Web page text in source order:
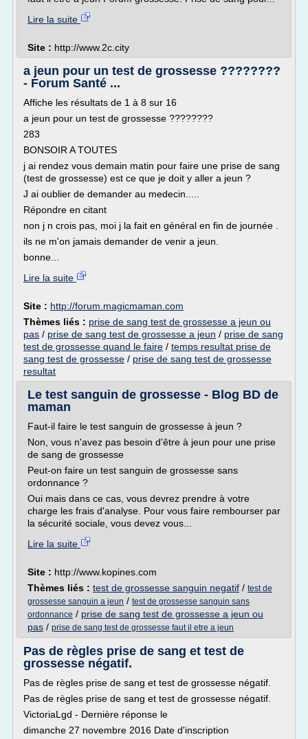
Lire la suite
Site : http://www.2c.city
a jeun pour un test de grossesse ????????
- Forum Santé ...
Affiche les résultats de 1 à 8 sur 16
a jeun pour un test de grossesse ????????
283
BONSOIR A TOUTES
j ai rendez vous demain matin pour faire une prise de sang
(test de grossesse) est ce que je doit y aller a jeun ?
J ai oublier de demander au medecin.....
Répondre en citant
non j n crois pas, moi j la fait en général en fin de journée .
ils ne m'on jamais demander de venir a jeun.
bonne...
Lire la suite
Site : http://forum.magicmaman.com
Thèmes liés : prise de sang test de grossesse a jeun ou
pas / prise de sang test de grossesse a jeun / prise de sang
test de grossesse quand le faire / temps resultat prise de
sang test de grossesse / prise de sang test de grossesse
resultat
Le test sanguin de grossesse - Blog BD de
maman
Faut-il faire le test sanguin de grossesse à jeun ?
Non, vous n'avez pas besoin d'être à jeun pour une prise
de sang de grossesse
Peut-on faire un test sanguin de grossesse sans
ordonnance ?
Oui mais dans ce cas, vous devrez prendre à votre
charge les frais d'analyse. Pour vous faire rembourser par
la sécurité sociale, vous devez vous...
Lire la suite
Site : http://www.kopines.com
Thèmes liés : test de grossesse sanguin negatif / test de
grossesse sanguin a jeun / test de grossesse sanguin sans
ordonnance / prise de sang test de grossesse a jeun ou
pas / prise de sang test de grossesse faut il etre a jeun
Pas de règles prise de sang et test de
grossesse négatif.
Pas de règles prise de sang et test de grossesse négatif.
Pas de règles prise de sang et test de grossesse négatif.
VictoriaLgd - Dernière réponse le
dimanche 27 novembre 2016 Date d'inscription